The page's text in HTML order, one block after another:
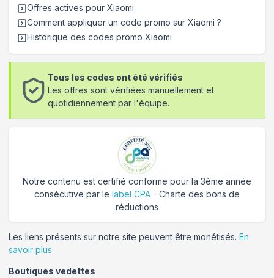
Offres actives pour Xiaomi
Comment appliquer un code promo sur Xiaomi ?
Historique des codes promo Xiaomi
Tous les codes ont été vérifiés
Les offres sont vérifiées manuellement et
quotidiennement par l'équipe.
Notre contenu est certifié conforme pour la 3ème année
consécutive par le label CPA - Charte des bons de
réductions
Les liens présents sur notre site peuvent être monétisés. En
savoir plus
Boutiques vedettes